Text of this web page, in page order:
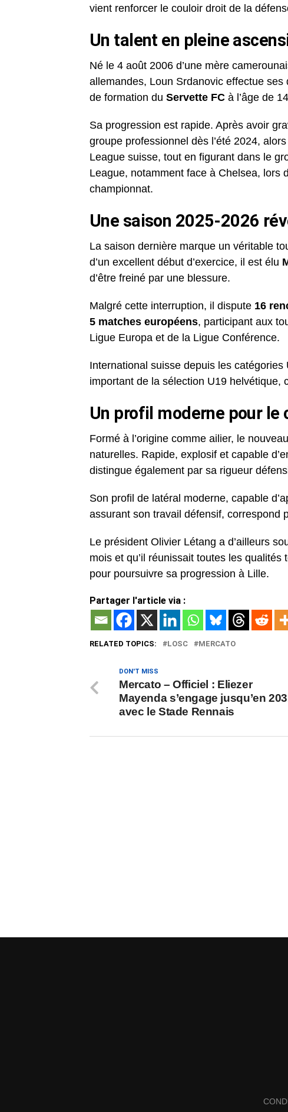
vient renforcer le couloir droit de la
Un talent en pleine
Né le 4 août 2006 d’une mère
allemandes, Loun Srdanovic effectue ses
de formation du Servette FC à l’âge de
Sa progression est rapide. Après avoir
groupe professionnel dès l’été 2024,
League suisse, tout en figurant dans le
League, notamment face à Chelsea, lors
championnat.
Une saison 2025-2026
La saison dernière marque un véritable
d’un excellent début d’exercice, il est élu
d’être freiné par une blessure.
Malgré cette interruption, il dispute 16
5 matches européens, participant aux
Ligue Europa et de la Ligue Conférence.
International suisse depuis les
important de la sélection U19 helvétique,
Un profil moderne pour le
Formé à l’origine comme ailier, le
naturelles. Rapide, explosif et capable
distingue également par sa rigueur
Son profil de latéral moderne, capable
assurant son travail défensif, correspond
Le président Olivier Létang a d’ailleurs
mois et qu’il réunissait toutes les
pour poursuivre sa progression à Lille.
Partager l'article via :
RELATED TOPICS: LOSC MERCATO
DON'T MISS
Mercato – Officiel : Eliezer
Mayenda s’engage jusqu’en
avec le Stade Rennais